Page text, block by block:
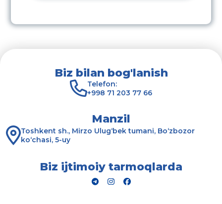
Biz bilan bog'lanish
Telefon:
+998 71 203 77 66
Manzil
Toshkent sh., Mirzo Ulug‘bek tumani, Bo‘zbozor
ko‘chasi, 5-uy
Biz ijtimoiy tarmoqlarda